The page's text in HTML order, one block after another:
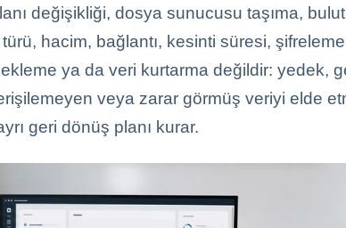
değişikliği, dosya sunucusu taşıma,
hacim, bağlantı, kesinti süresi, şifreleme,
ya da veri kurtarma değildir: yedek,
veya zarar görmüş veriyi elde
geri dönüş planı kurar.